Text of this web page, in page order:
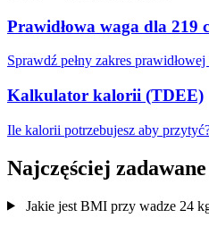
Prawidłowa waga dla 219
Sprawdź pełny zakres
Kalkulator kalorii (TDEE)
Ile kalorii potrzebujesz aby
Najczęściej
Jakie jest BMI przy wadze 24